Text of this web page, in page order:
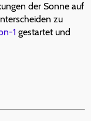
der Sonne auf
zu
1 gestartet und